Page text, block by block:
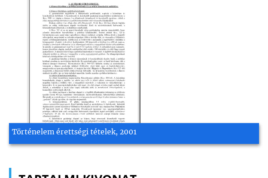
Történelem érettségi tételek, 2001